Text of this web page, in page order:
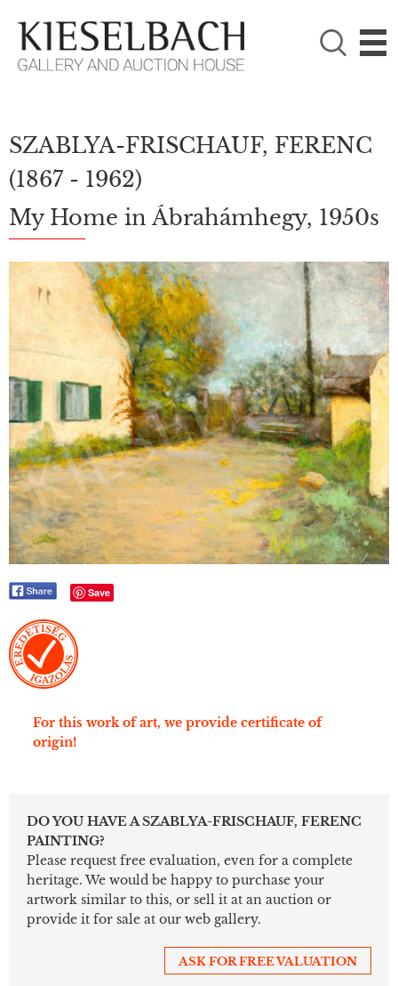

PLEASE CHOOSE!
Paintings
SZABLYA-FRISCHAUF, FERENC
(1867 - 1962)
My Home in Ábrahámhegy, 1950s
Save
For this work of art, we provide certificate of
origin!
DO YOU HAVE A SZABLYA-FRISCHAUF, FERENC
PAINTING?
Please request free evaluation, even for a complete
heritage. We would be happy to purchase your
artwork similar to this, or sell it at an auction or
provide it for sale at our web gallery.
ASK FOR FREE VALUATION